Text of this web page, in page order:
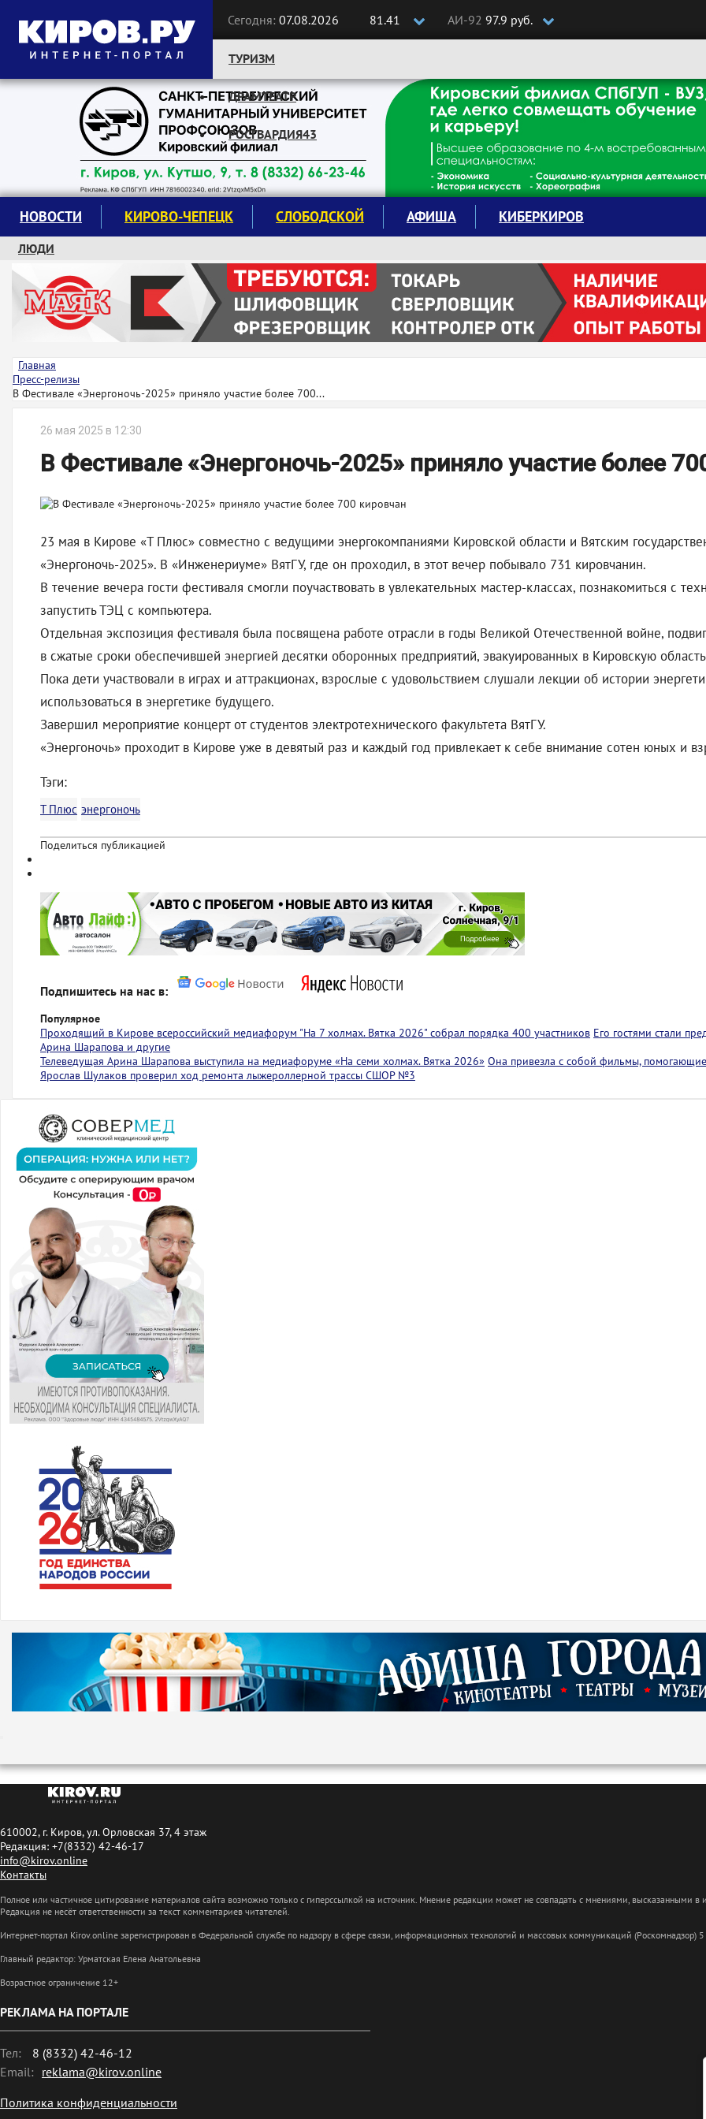
Сегодня: 07.08.2026 81.41 АИ-92 97.9 руб.
Следите за новостями:
ТУРИЗМ
ДРАМТЕАТР
РОСГВАРДИЯ43
НОВОСТИ КИРОВО-ЧЕПЕЦК СЛОБОДСКОЙ АФИША КИБЕРКИРОВ
ЛЮДИ
КРУЖКИ И СЕКЦИИ
ЗАВОДУ "МАЯК" 85 ЛЕТ
ЭКОЛОГИЯ
Главная
Пресс-релизы
В Фестивале «Энергоночь-2025» приняло участие более 700...
26 мая 2025 в 12:30
В Фестивале «Энергоночь-2025» приняло участие более
23 мая в Кирове «Т Плюс» совместно с ведущими энергокомпаниями Кировской области и Вятским
«Энергоночь-2025». В «Инженериуме» ВятГУ, где он проходил, в этот вечер побывало 731 кировчанин.
В течение вечера гости фестиваля смогли поучаствовать в увлекательных мастер-классах, познакомиться с
запустить ТЭЦ с компьютера.
Отдельная экспозиция фестиваля была посвящена работе отрасли в годы Великой Отечественной войне,
в сжатые сроки обеспечившей энергией десятки оборонных предприятий, эвакуированных в Кировскую
Пока дети участвовали в играх и аттракционах, взрослые с удовольствием слушали лекции об истории
использоваться в энергетике будущего.
Завершил мероприятие концерт от студентов электротехнического факультета ВятГУ.
«Энергоночь» проходит в Кирове уже в девятый раз и каждый год привлекает к себе внимание сотен юных и
Тэги:
Т Плюс энергоночь
Поделиться публикацией
Подпишитесь на нас в:
Популярное
Проходящий в Кирове всероссийский медиафорум "На 7 холмах. Вятка 2026" собрал порядка 400 участников Его гостями стали
Арина Шарапова и другие
Телеведущая Арина Шарапова выступила на медиафоруме «На семи холмах. Вятка 2026» Она привезла с собой фильмы,
Ярослав Шулаков проверил ход ремонта лыжероллерной трассы СШОР №3
610002, г. Киров, ул. Орловская 37, 4 этаж
Редакция: +7(8332) 42-46-17
info@kirov.online
Контакты
Полное или частичное цитирование материалов сайта возможно только с гиперссылкой на источник. Мнение редакции может не совпадать с мнениями, высказанными
Редакция не несёт ответственности за текст комментариев читателей.
Интернет-портал Kirov.online зарегистрирован в Федеральной службе по надзору в сфере связи, информационных технологий и массовых коммуникаций
Главный редактор: Урматская Елена Анатольевна
Возрастное ограничение 12+
РЕКЛАМА НА ПОРТАЛЕ
Тел:
8 (8332) 42-46-12
Email: reklama@kirov.online
Политика конфиденциальности